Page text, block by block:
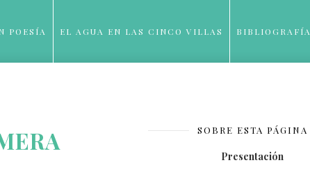
POESÍA EL AGUA EN LAS CINCO VILLAS BIBLIOGRAFÍA
SOBRE ESTA PÁGINA
Presentación